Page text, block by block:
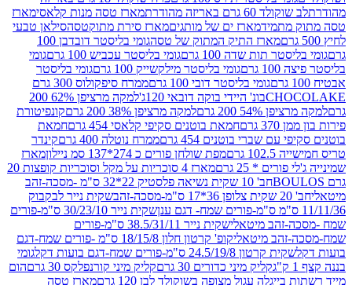
60 גרם באריזה מהודרת
מארז טסה מנות קלאסי מארז
מארז ים של מותגיםמארז סירת מתוקטסהסילאן טבעי
מארז התיק המתוק של טסה
גומי בליסטר דובדבן 100
תות שדה 100 גרם
גומי בליסטר עכביש 100 גרם
גומי
גרם
גומי בליסטר מילקשייק 100 גרם
גומי בליסטר
גומי בליסטר דובי 100 גרם
ממרח סיפקולוס 300 גרם
בונ' היידי בוקה דובאי 120ג'
למקה מרציפן 62% 200
200 גרם
למקה מרציפן 38% 200 גרם
קונפיטורת
גרם
חמאת בוטנים סקיפי קלאסי 454 גרם
חמאת
עם שברי בוטנים 454 גרם
ממרח נוטלה 400 גרם
קינדר
גרם
מפת שולחן פורים כ 274*137 סמ ניילון
מארז
* 25 גרם
מארז 4 סוכריות על מקל וסוכריות קופצות 20
חב' 10 שקית נשיאה פלסטיק 22*32 ס"מ -מסכה-זהב
שקית נייר לבקבוק
שקית נייר 30/23/10 ס"מ-פורים
זהב מיטאלי
שקית נייר 38.5/31/11 ס"מ-פורים
מיטאלי
קופ' קרטון חלון 18/15/8 ס"מ -פורים שמח-דגם
שקית קרטון 24.5/19/8 ס"מ-פורים שמח-דגם בועות דקל
גומי
קליק מיני כדורים 30 גרם
קליק מיני קורנפלקס 30 גרם
הום
עגול מצופה בשוקולד לבן 120 גרם
מארז טסה